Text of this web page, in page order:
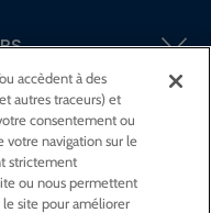
accèdent à des
autres traceurs) et
consentement ou
votre navigation sur le
strictement
ou nous permettent
le site pour améliorer